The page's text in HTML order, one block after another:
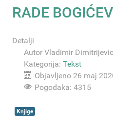
RADE
Detalji
Autor Vladimir
Kategorija: Tekst
Objavljeno 26 maj
Pogodaka: 4315
Knjige